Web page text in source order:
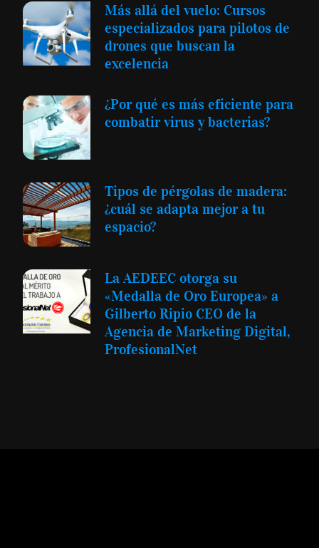
Más allá del vuelo: Cursos
especializados para pilotos de
drones que buscan la
excelencia
¿Por qué es más eficiente para
combatir virus y bacterias?
Tipos de pérgolas de madera:
¿cuál se adapta mejor a tu
espacio?
La AEDEEC otorga su
«Medalla de Oro Europea» a
Gilberto Ripio CEO de la
Agencia de Marketing Digital,
ProfesionalNet